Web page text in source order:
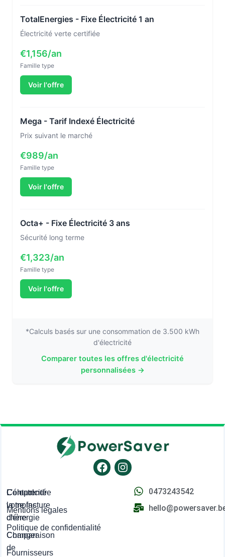
TotalEnergies - Fixe Électricité 1 an
Électricité verte certifiée
€1,156/an
Famille type
Voir l'offre
Mega - Tarif Indexé Électricité
Prix suivant le marché
€989/an
Famille type
Voir l'offre
Octa+ - Fixe Électricité 3 ans
Sécurité long terme
€1,323/an
Famille type
Voir l'offre
*Calculs basés sur une consommation de 3.500 kWh
d'électricité
Comparer toutes les offres d'électricité
personnalisées →
FacebookInstagram
L'électricité
la moins
chère
Comparaison
Fournisseurs
Comprendre
votre facture
d'énergie
Changer
de
Contact
Mentions légales
Politique de confidentialité
0473243542